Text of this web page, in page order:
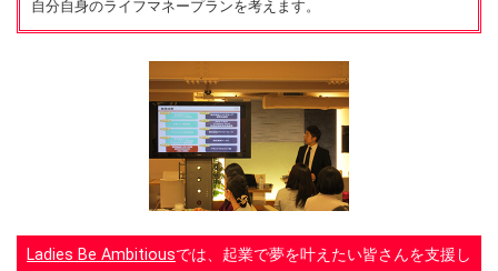
自分自身のライフマネープランを考えます。
Ladies Be Ambitiousでは、起業で夢を叶えたい皆さんを支援し